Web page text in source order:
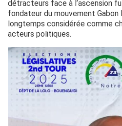
détracteurs face à l’ascension
fondateur du mouvement Gabon
longtemps considérée comme
acteurs politiques.